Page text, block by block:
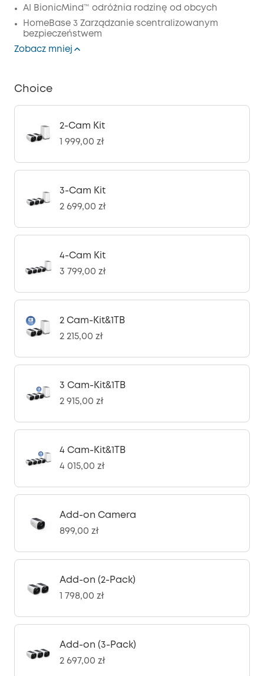
AI BionicMind™ odróżnia rodzinę od obcych
HomeBase 3 Zarządzanie scentralizowanym
bezpieczeństwem
Zobacz mniej
Choice
2-Cam Kit
1 999,00 zł
3-Cam Kit
2 699,00 zł
4-Cam Kit
3 799,00 zł
2 Cam-Kit&1TB
2 215,00 zł
3 Cam-Kit&1TB
2 915,00 zł
4 Cam-Kit&1TB
4 015,00 zł
Add-on Camera
899,00 zł
Add-on (2-Pack)
1 798,00 zł
Add-on (3-Pack)
2 697,00 zł